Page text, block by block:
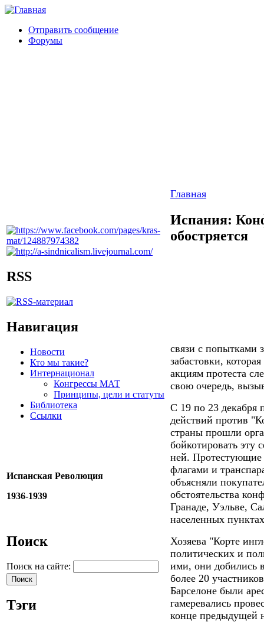
Отправить сообщение
Форумы
RSS
Навигация
Новости
Кто мы такие?
Интернационал
Конгрессы МАТ
Принципы, цели и статуты
Библиотека
Ссылки
Испанская Революция
1936-1939
Поиск
Поиск на сайте:
Тэги
Главная
Испания:
обостряется
связи с попытками
забастовки,
акциям протеста
свою очередь,
С 19 по 23 декабря
действий против
страны прошли
бойкотировать эту
ней. Протестующие
флагами и
объясняли
обстоятельства
Гранаде, Уэльве,
населенных
Хозяева "Корте
политических и
ими, они добились
более 20
Барселоне были
гамеревались
конце предыдущей